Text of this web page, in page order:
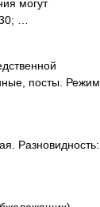
могут
…
посты. Режим
Разновидность: